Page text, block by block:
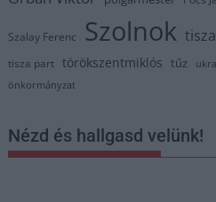
Szalay Ferenc Szolnok tisza
tisza part törökszentmiklós tűz
önkormányzat
Nézd és hallgasd velünk!